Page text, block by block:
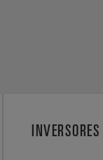
INVERSORES